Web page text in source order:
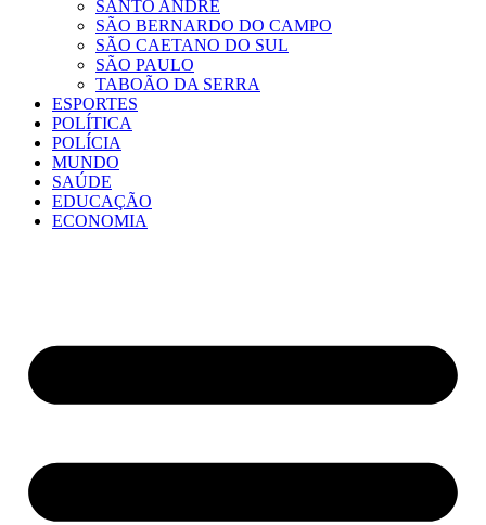
SANTO ANDRÉ
SÃO BERNARDO DO CAMPO
SÃO CAETANO DO SUL
SÃO PAULO
TABOÃO DA SERRA
ESPORTES
POLÍTICA
POLÍCIA
MUNDO
SAÚDE
EDUCAÇÃO
ECONOMIA